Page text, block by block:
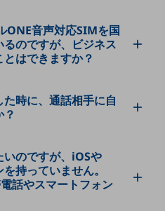
ONE音声対応SIMを国
のですが、ビジネス
はできますか？
時に、通話相手に自
いのですが、iOSや
持っていません。
話やスマートフォン